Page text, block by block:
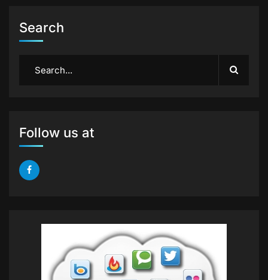
Search
Follow us at